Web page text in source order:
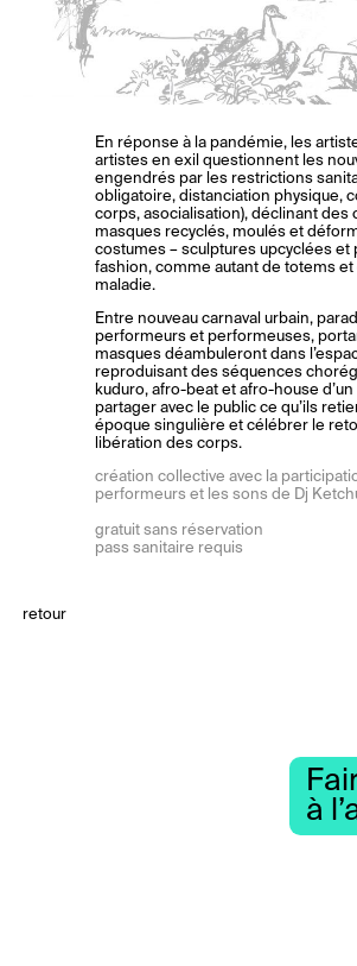
En réponse à la pandémie, les
artistes en exil questionnent les
engendrés par les restrictions
obligatoire, distanciation physique,
corps, asocialisation), déclinant des
masques recyclés, moulés et
costumes – sculptures upcyclées
fashion, comme autant de totems et
maladie.
Entre nouveau carnaval urbain,
performeurs et performeuses,
masques déambuleront dans
reproduisant des séquences
kuduro, afro-beat et afro-house
partager avec le public ce qu’ils
époque singulière et célébrer le
libération des corps.
création collective avec la
performeurs et les sons de Dj
gratuit sans réservation
pass sanitaire requis
retour
à